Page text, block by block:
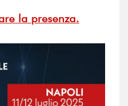
la presenza.